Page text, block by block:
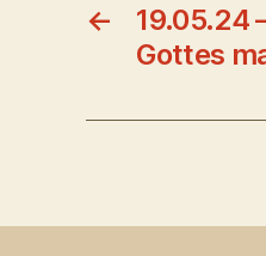
←
19.05.24
Gottes